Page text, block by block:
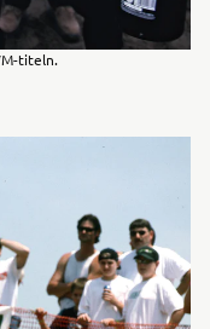
titeln.